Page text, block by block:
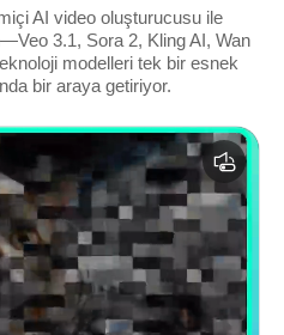
AI video oluşturucusu ile
3.1, Sora 2, Kling AI, Wan
modelleri tek bir esnek
bir araya getiriyor.